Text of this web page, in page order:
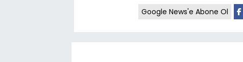
Google News'e Abone Ol